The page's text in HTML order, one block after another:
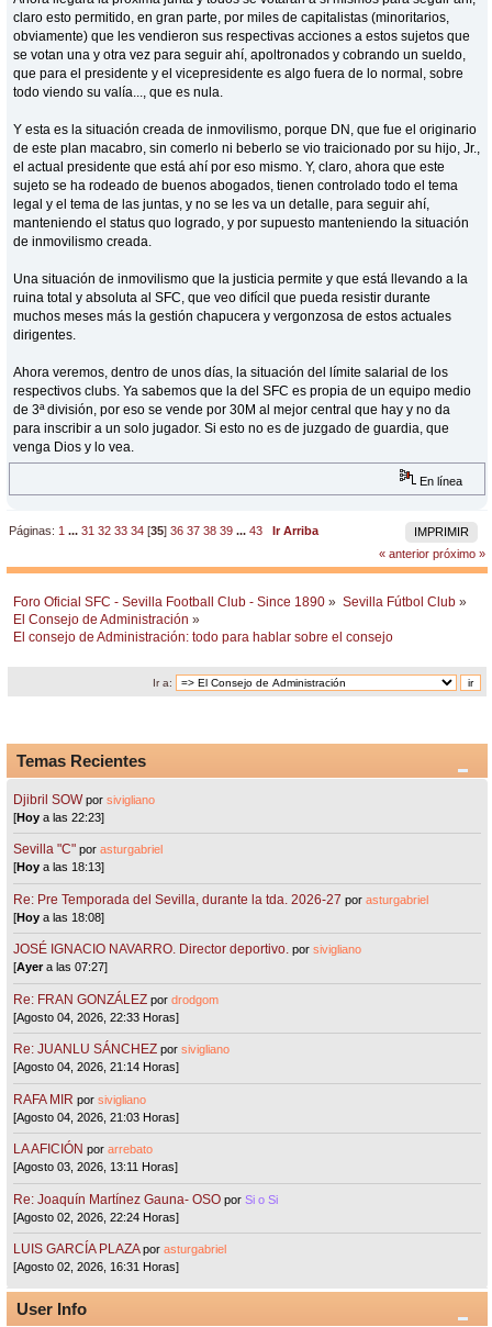
claro esto permitido, en gran parte, por miles de capitalistas (minoritarios,
obviamente) que les vendieron sus respectivas acciones a estos sujetos que
se votan una y otra vez para seguir ahí, apoltronados y cobrando un sueldo,
que para el presidente y el vicepresidente es algo fuera de lo normal, sobre
todo viendo su valía..., que es nula.
Y esta es la situación creada de inmovilismo, porque DN, que fue el originario
de este plan macabro, sin comerlo ni beberlo se vio traicionado por su hijo, Jr.,
el actual presidente que está ahí por eso mismo. Y, claro, ahora que este
sujeto se ha rodeado de buenos abogados, tienen controlado todo el tema
legal y el tema de las juntas, y no se les va un detalle, para seguir ahí,
manteniendo el status quo logrado, y por supuesto manteniendo la situación
de inmovilismo creada.
Una situación de inmovilismo que la justicia permite y que está llevando a la
ruina total y absoluta al SFC, que veo difícil que pueda resistir durante
muchos meses más la gestión chapucera y vergonzosa de estos actuales
dirigentes.
Ahora veremos, dentro de unos días, la situación del límite salarial de los
respectivos clubs. Ya sabemos que la del SFC es propia de un equipo medio
de 3ª división, por eso se vende por 30M al mejor central que hay y no da
para inscribir a un solo jugador. Si esto no es de juzgado de guardia, que
venga Dios y lo vea.
En línea
IMPRIMIR
Páginas: 1 ...31 32 33 34 [35]36 37 38 39 ...43
Ir Arriba
« anterior próximo »
Foro Oficial SFC - Sevilla Football Club - Since 1890 » Sevilla Fútbol Club »
El Consejo de Administración »
El consejo de Administración: todo para hablar sobre el consejo
Ir a:
Temas Recientes
Djibril SOW porsivigliano
[Hoy a las 22:23]
Sevilla "C"porasturgabriel
[Hoy a las 18:13]
Re: Pre Temporada del Sevilla, durante la tda. 2026-27 porasturgabriel
[Hoy a las 18:08]
JOSÉ IGNACIO NAVARRO. Director deportivo. porsivigliano
[Ayera las 07:27]
Re: FRAN GONZÁLEZ pordrodgom
[Agosto 04, 2026, 22:33 Horas]
Re: JUANLU SÁNCHEZ porsivigliano
[Agosto 04, 2026, 21:14 Horas]
RAFA MIR porsivigliano
[Agosto 04, 2026, 21:03 Horas]
LA AFICIÓN porarrebato
[Agosto 03, 2026, 13:11 Horas]
Re: Joaquín Martínez Gauna- OSO porSi o Si
[Agosto 02, 2026, 22:24 Horas]
LUIS GARCÍA PLAZA porasturgabriel
[Agosto 02, 2026, 16:31 Horas]
User Info